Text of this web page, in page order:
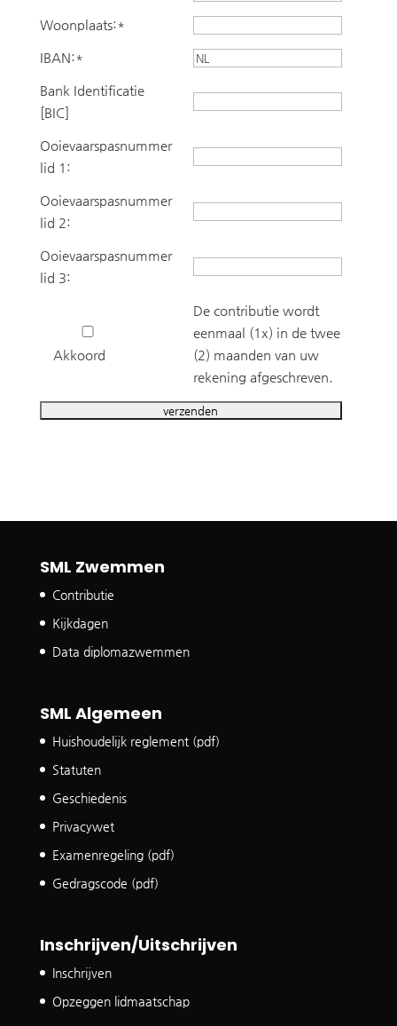
Woonplaats:*
IBAN:*
Bank Identificatie
[BIC]
Ooievaarspasnummer
lid 1:
Ooievaarspasnummer
lid 2:
Ooievaarspasnummer
lid 3:
Akkoord
De contributie wordt
eenmaal (1x) in de twee
(2) maanden van uw
rekening afgeschreven.
SML Zwemmen
Contributie
Kijkdagen
Data diplomazwemmen
SML Algemeen
Huishoudelijk reglement (pdf)
Statuten
Geschiedenis
Privacywet
Examenregeling (pdf)
Gedragscode (pdf)
Inschrijven/Uitschrijven
Inschrijven
Opzeggen lidmaatschap